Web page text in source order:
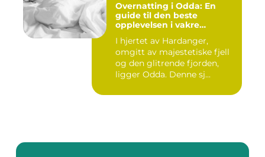
Overnatting i Odda: En
guide til den beste
opplevelsen i vakre
I hjertet av Hardanger,
omgitt av majestetiske fjell
og den glitrende fjorden,
ligger Odda. Denne sj...